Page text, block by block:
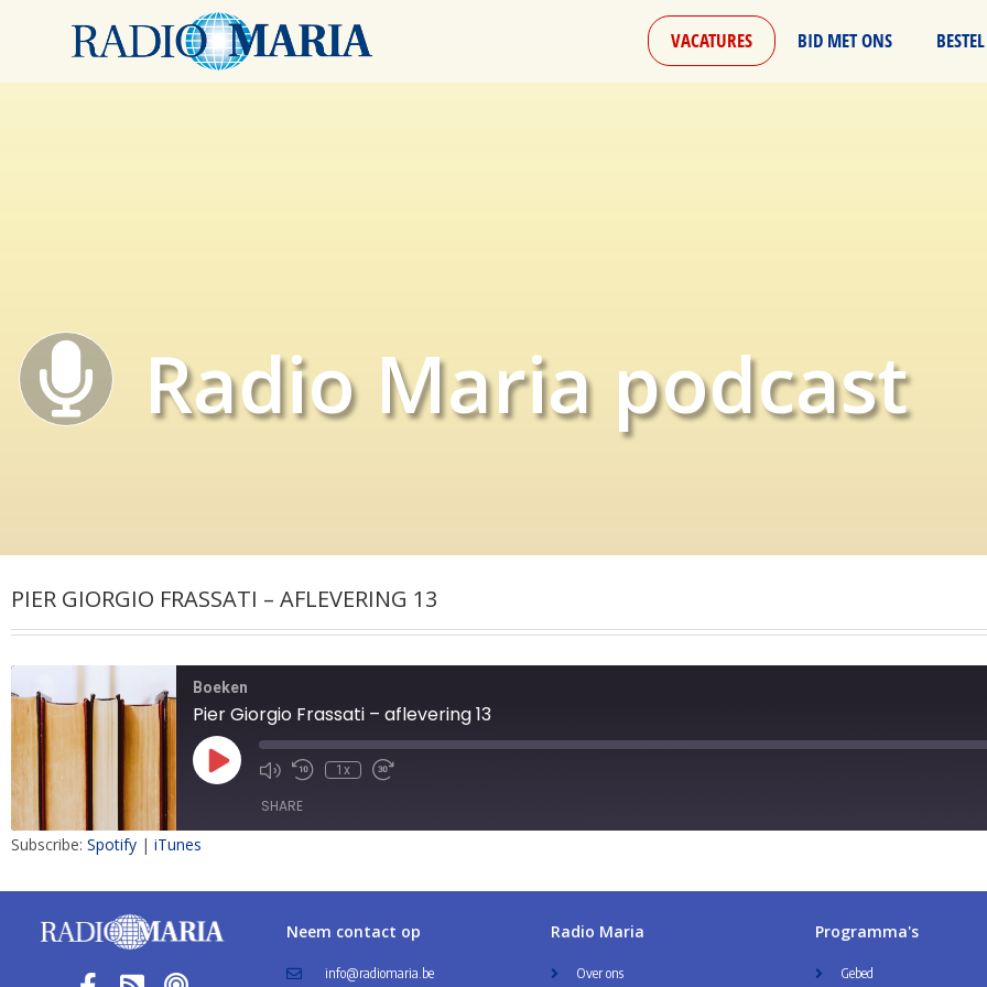
VACATURES BID MET ONS BESTEL
Radio Maria podcast
PIER GIORGIO FRASSATI – AFLEVERING 13
Boeken
Pier Giorgio Frassati – aflevering 13
1x
SHARE
LINK
Subscribe: Spotify | iTunes
Neem contact op
info@radiomaria.be
Radio Maria
Over ons
Programma's
Gebed